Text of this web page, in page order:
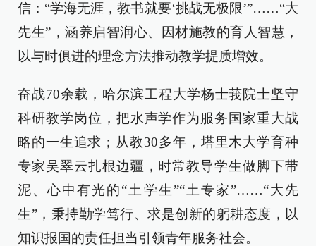
信：“学海无涯，教书就要‘挑战无极限’”……“大
先生”，涵养启智润心、因材施教的育人智慧，
以与时俱进的理念方法推动教学提质增效。
奋战70余载，哈尔滨工程大学杨士莪院士坚守
科研教学岗位，把水声学作为服务国家重大战
略的一生追求；从教30多年，塔里木大学育种
专家吴翠云扎根边疆，时常教导学生做脚下带
泥、心中有光的“土学生”“土专家”……“大先
生”，秉持勤学笃行、求是创新的躬耕态度，以
知识报国的责任担当引领青年服务社会。